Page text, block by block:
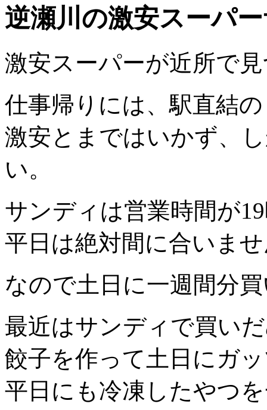
逆瀬川の激安スーパ
激安スーパーが近所で
仕事帰りには、駅直結
激安とまではいかず、
い。
サンディは営業時間が
平日は絶対間に合いま
なので土日に一週間分
最近はサンディで買い
餃子を作って土日にガ
平日にも冷凍したやつ